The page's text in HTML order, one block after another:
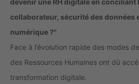
devenir une RH digitale en conciliant
collaborateur, sécurité des données
numérique ?"
Face à l’évolution rapide des modes
des Ressources Humaines ont dû
transformation digitale.